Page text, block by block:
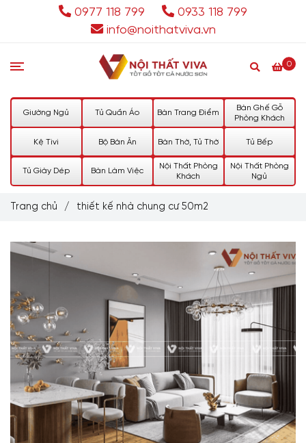
0977 118 799
0933 118 799
info@noithatviva.vn
0
Giường Ngủ Tủ Quần Áo Bàn Trang Điểm
Bàn Ghế Gỗ
Phòng Khách
Kệ Tivi Bộ Bàn Ăn Bàn Thờ, Tủ Thờ Tủ Bếp
Tủ Giày Dép Bàn Làm Việc
Nội Thất Phòng
Khách
Nội Thất Phòng
Ngủ
Trang chủ / thiết kế nhà chung cư 50m2